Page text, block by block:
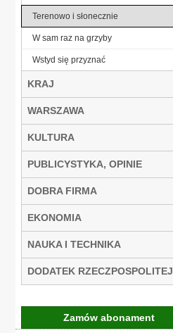
Terenowo i słonecznie
W sam raz na grzyby
Wstyd się przyznać
KRAJ
WARSZAWA
KULTURA
PUBLICYSTYKA, OPINIE
DOBRA FIRMA
EKONOMIA
NAUKA I TECHNIKA
DODATEK RZECZPOSPOLITEJ
Zamów abonament